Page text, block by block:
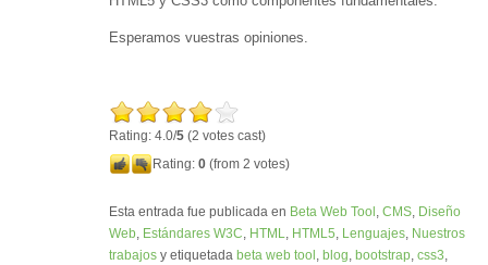
Esperamos vuestras opiniones.
Rating: 4.0/5 (2 votes cast)
Rating: 0 (from 2 votes)
Esta entrada fue publicada en Beta Web Tool , CMS, Diseño
Web, Estándares W3C, HTML, HTML5, Lenguajes, Nuestros
trabajos y etiquetada beta web tool , blog, bootstrap, css3,